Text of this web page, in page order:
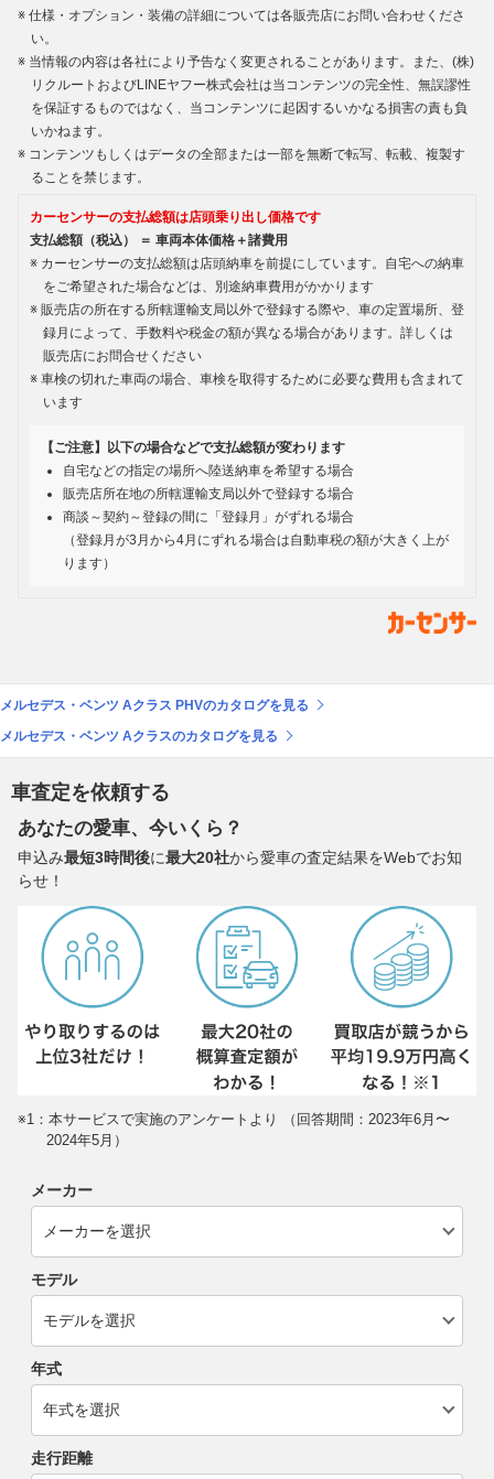
仕様・オプション・装備の詳細については各販売店にお問い合わせくださ
い。
当情報の内容は各社により予告なく変更されることがあります。また、(株)
リクルートおよびLINEヤフー株式会社は当コンテンツの完全性、無誤謬性
を保証するものではなく、当コンテンツに起因するいかなる損害の責も負
いかねます。
コンテンツもしくはデータの全部または一部を無断で転写、転載、複製す
ることを禁じます。
カーセンサーの支払総額は店頭乗り出し価格です
支払総額（税込） ＝ 車両本体価格＋諸費用
カーセンサーの支払総額は店頭納車を前提にしています。自宅への納車
をご希望された場合などは、別途納車費用がかかります
販売店の所在する所轄運輸支局以外で登録する際や、車の定置場所、登
録月によって、手数料や税金の額が異なる場合があります。詳しくは
販売店にお問合せください
車検の切れた車両の場合、車検を取得するために必要な費用も含まれて
います
【ご注意】以下の場合などで支払総額が変わります
自宅などの指定の場所へ陸送納車を希望する場合
販売店所在地の所轄運輸支局以外で登録する場合
商談～契約～登録の間に「登録月」がずれる場合
（登録月が3月から4月にずれる場合は自動車税の額が大きく上が
ります）
メルセデス・ベンツ Aクラス PHVのカタログを見る
メルセデス・ベンツ Aクラスのカタログを見る
車査定を依頼する
あなたの愛車、今いくら？
申込み最短3時間後に最大20社から愛車の査定結果をWebでお知
らせ！
※1：本サービスで実施のアンケートより （回答期間：2023年6月〜
2024年5月）
メーカー
モデル
年式
走行距離